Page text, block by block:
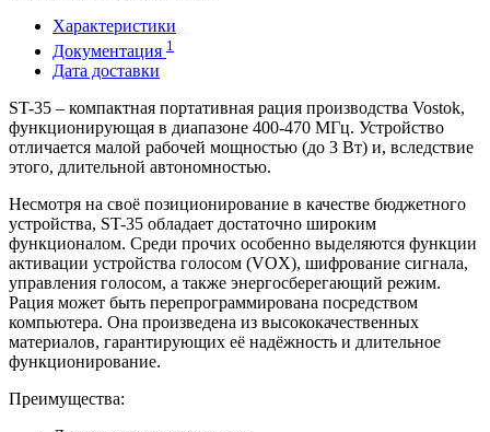
Характеристики
Документация 1
Дата доставки
ST-35 – компактная портативная рация производства Vostok,
функционирующая в диапазоне 400-470 МГц. Устройство
отличается малой рабочей мощностью (до 3 Вт) и, вследствие
этого, длительной автономностью.
Несмотря на своё позиционирование в качестве бюджетного
устройства, ST-35 обладает достаточно широким
функционалом. Среди прочих особенно выделяются функции
активации устройства голосом (VOX), шифрование сигнала,
управления голосом, а также энергосберегающий режим.
Рация может быть перепрограммирована посредством
компьютера. Она произведена из высококачественных
материалов, гарантирующих её надёжность и длительное
функционирование.
Преимущества: